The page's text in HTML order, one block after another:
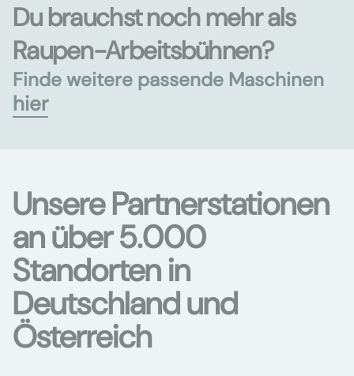
Du brauchst noch mehr als
Raupen-Arbeitsbühnen?
Finde weitere passende Maschinen
hier
Unsere Partnerstationen
an über 5.000
Standorten in
Deutschland und
Österreich